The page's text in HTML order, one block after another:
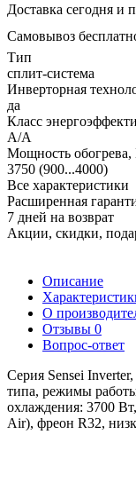
Доставка сегодня и
Самовывоз
Тип
сплит-система
Инверторная
да
Класс
A/A
Мощность обогрева,
3750 (900...4000)
Все характеристики
Расширенная
7 дней на возврат
Акции, скидки,
Описание
О
Отзывы 0
Вопрос-ответ
Серия Sensei
типа, режимы
охлаждения: 3700
Air), фреон R32,